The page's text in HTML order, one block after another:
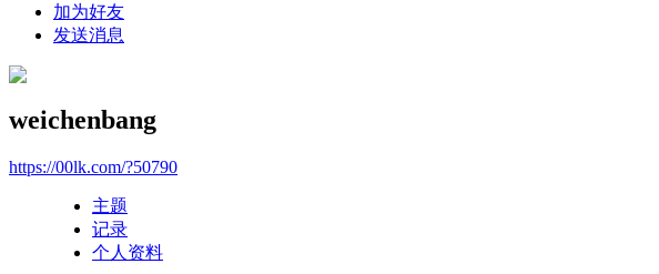
加为好友
发送消息
weichenbang
https://00lk.com/?50790
主题
记录
个人资料